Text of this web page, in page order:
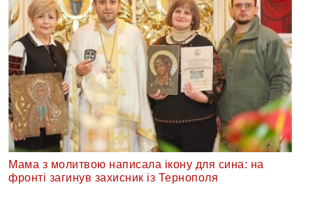
Мама з молитвою написала ікону для сина: на
фронті загинув захисник із Тернополя